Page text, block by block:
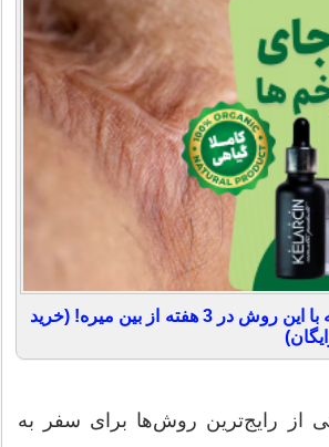
جای هر زخم و بخیه با این روش در 3 هفته از بین میره! (خرید
از رایج‌ترین روش‌ها برای سفر به